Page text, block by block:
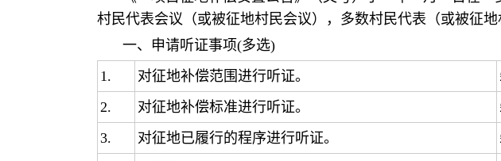
村民代表会议（或被征地村民会议），多数村民代表（或被征
一、申请听证事项(多选)
1.
对征地补偿范围进行听证。
2.
对征地补偿标准进行听证。
3.
对征地已履行的程序进行听证。